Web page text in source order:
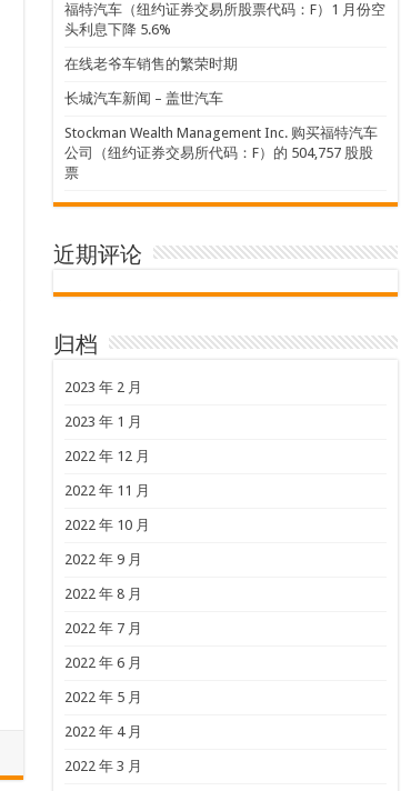
福特汽车（纽约证券交易所股票代码：F）1 月份空
头利息下降 5.6%
在线老爷车销售的繁荣时期
长城汽车新闻 – 盖世汽车
Stockman Wealth Management Inc. 购买福特汽车
公司（纽约证券交易所代码：F）的 504,757 股股
票
近期评论
归档
2023 年 2 月
2023 年 1 月
2022 年 12 月
2022 年 11 月
2022 年 10 月
2022 年 9 月
2022 年 8 月
2022 年 7 月
2022 年 6 月
2022 年 5 月
2022 年 4 月
2022 年 3 月